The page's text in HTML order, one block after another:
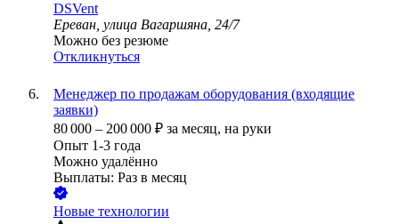
DSVent
Ереван, улица Вагаршяна, 24/7
Можно без резюме
Откликнуться
Менеджер по продажам оборудования (входящие
заявки)
80 000 – 200 000 ₽ за месяц, на руки
Опыт 1-3 года
Можно удалённо
Выплаты: Раз в месяц
Новые технологии